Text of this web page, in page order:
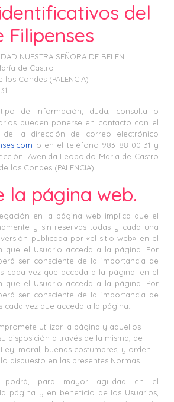
del
Filipenses
NUESTRA SEÑORA DE BELÉN
de Castro
los Condes (PALENCIA)
tipo de información, duda, consulta o
pueden ponerse en contacto con el
la dirección de correo electrónico
o en el teléfono 983 88 00 31 y
Avenida Leopoldo María de Castro
los Condes (PALENCIA).
la página web.
en la página web implica que el
y sin reservas todas y cada una
publicada por «el sitio web» en el
que el Usuario acceda a la página. Por
ser consciente de la importancia de
cada vez que acceda a la página. en el
que el Usuario acceda a la página. Por
ser consciente de la importancia de
cada vez que acceda a la página.
utilizar la página y aquellos
disposición a través de la misma, de
moral, buenas costumbres, y orden
dispuesto en las presentes Normas.
para mayor agilidad en el
página y en beneficio de los Usuarios,